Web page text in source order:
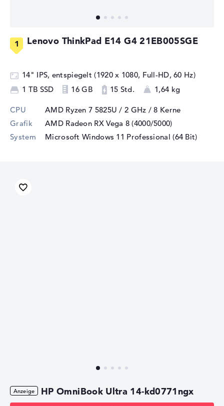
Lenovo ThinkPad E14 G4 21EB005SGE
14" IPS, entspiegelt (1920 x 1080, Full-HD, 60 Hz)
1 TB SSD
16 GB 15 Std. 1,64 kg
CPU AMD Ryzen 7 5825U / 2 GHz / 8 Kerne
Grafik
AMD Radeon RX Vega 8 (4000/5000)
System
Microsoft Windows 11 Professional (64 Bit)
HP OmniBook Ultra 14-kd0771ngx